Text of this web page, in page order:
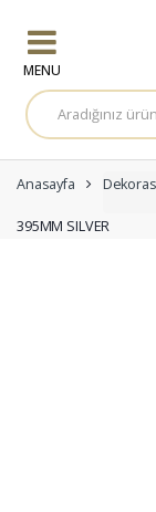
A
r
a
a
:
Anasayfa
395MM SILVER